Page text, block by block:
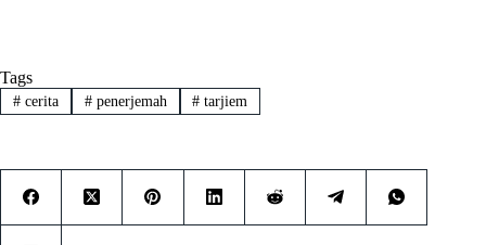
Tags
#cerita #penerjemah # tarjiem